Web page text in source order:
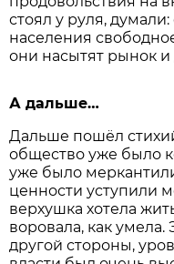
стоял у руля,
населения
они насытят рынок
А дальше…
Дальше пошёл
общество уже было
уже было
ценности уступили
верхушка хотела
воровала, как
другой стороны,